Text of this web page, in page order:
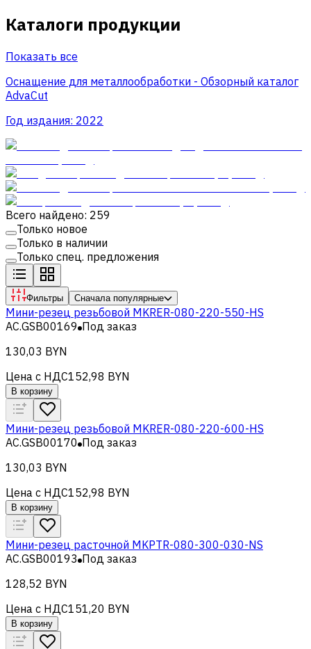
Каталоги продукции
Показать все
Оснащение для металлообработки - Обзорный каталог
AdvaCut
Год издания: 2022
Всего найдено: 259
Только новое
Только в наличии
Только спец. предложения
Фильтры Сначала популярные
Мини-резец резьбовой MKRER-080-220-550-HS
AC.GSB00169 Под заказ
130,03 BYN
Цена с НДС152,98 BYN
В корзину
Мини-резец резьбовой MKRER-080-220-600-HS
AC.GSB00170 Под заказ
130,03 BYN
Цена с НДС152,98 BYN
В корзину
Мини-резец расточной MKPTR-080-300-030-NS
AC.GSB00193 Под заказ
128,52 BYN
Цена с НДС151,20 BYN
В корзину